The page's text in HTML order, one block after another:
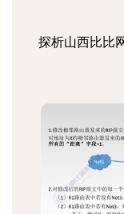
探析山西比比